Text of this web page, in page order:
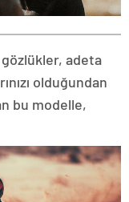
adeta
olduğundan
bu modelle,